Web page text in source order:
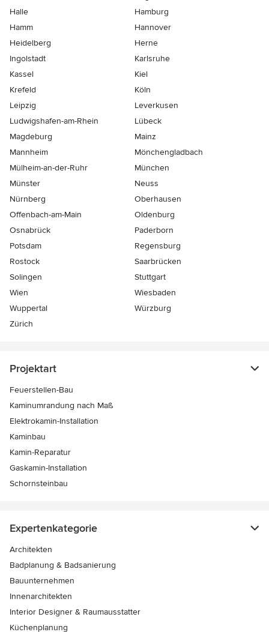
Halle
Hamburg
Hamm
Hannover
Heidelberg
Herne
Ingolstadt
Karlsruhe
Kassel
Kiel
Krefeld
Köln
Leipzig
Leverkusen
Ludwigshafen-am-Rhein
Lübeck
Magdeburg
Mainz
Mannheim
Mönchen­gladbach
Mülheim-an-der-Ruhr
München
Münster
Neuss
Nürnberg
Oberhausen
Offenbach-am-Main
Oldenburg
Osnabrück
Paderborn
Potsdam
Regensburg
Rostock
Saarbrücken
Solingen
Stuttgart
Wien
Wiesbaden
Wuppertal
Würzburg
Zürich
Projektart
Feuerstellen-Bau
Kaminumrandung nach Maß
Elektrokamin-Installation
Kaminbau
Kamin-Reparatur
Gaskamin-Installation
Schornsteinbau
Expertenkategorie
Architekten
Badplanung & Badsanierung
Bauunternehmen
Innenarchitekten
Interior Designer & Raumausstatter
Küchenplanung